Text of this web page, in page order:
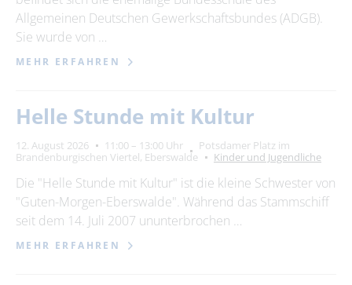
Allgemeinen Deutschen Gewerkschaftsbundes (ADGB).
Sie wurde von …
MEHR ERFAHREN
Helle Stunde mit Kultur
12. August 2026 11:00 – 13:00 Uhr
Potsdamer Platz im
Brandenburgischen Viertel, Eberswalde
Kinder und Jugendliche
Die "Helle Stunde mit Kultur" ist die kleine Schwester von
"Guten-Morgen-Eberswalde". Während das Stammschiff
seit dem 14. Juli 2007 ununterbrochen …
MEHR ERFAHREN